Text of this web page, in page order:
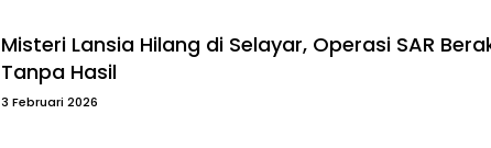
Misteri Lansia Hilang di Selayar, Operasi SAR
Tanpa Hasil
3 Februari 2026